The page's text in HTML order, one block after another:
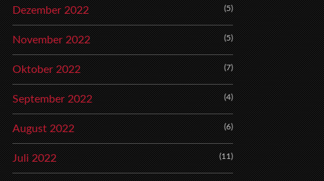
Dezember 2022 (5)
November 2022 (5)
Oktober 2022 (7)
September 2022 (4)
August 2022 (6)
Juli 2022 (11)